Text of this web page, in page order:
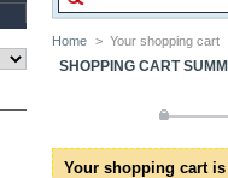
Home > Your shopping cart
SHOPPING CART
Your shopping cart